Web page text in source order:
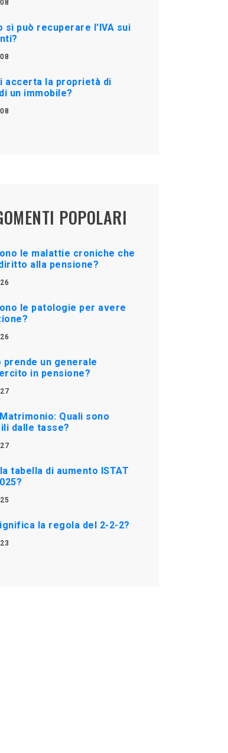
si può recuperare l'IVA sui
accerta la proprietà di
un immobile?
POPOLARI
le malattie croniche che
alla pensione?
le patologie per avere
prende un generale
in pensione?
Quali sono
dalle tasse?
tabella di aumento ISTAT
la regola del 2-2-2?